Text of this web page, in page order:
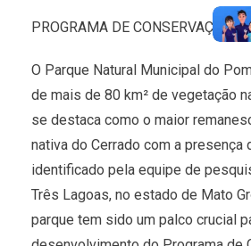
PROGRAMA DE CONSERVAÇÃO
O Parque Natural Municipal do
de mais de 80 km² de vegetação
se destaca como o maior
nativa do Cerrado com a presença
identificado pela equipe de
Três Lagoas, no estado de Mato
parque tem sido um palco crucial